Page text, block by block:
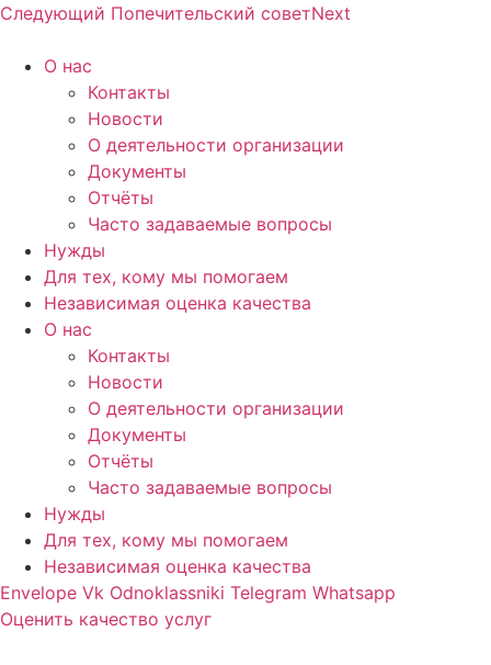
Следующий Попечительский советNext
О нас
Контакты
Новости
О деятельности организации
Документы
Отчёты
Часто задаваемые вопросы
Нужды
Для тех, кому мы помогаем
Независимая оценка качества
О нас
Контакты
Новости
О деятельности организации
Документы
Отчёты
Часто задаваемые вопросы
Нужды
Для тех, кому мы помогаем
Независимая оценка качества
Envelope Vk Odnoklassniki Telegram Whatsapp
Оценить качество услуг